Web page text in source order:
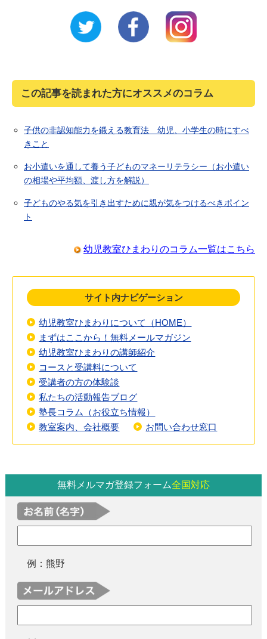
この記事を読まれた方にオススメのコラム
子供の非認知能力を鍛える教育法 幼児、小学生の時にすべ
きこと
お小遣いを通して養う子どものマネーリテラシー（お小遣い
の相場や平均額、渡し方を解説）
子どものやる気を引き出すために親が気をつけるべきポイン
ト
幼児教室ひまわりのコラム一覧はこちら
サイト内ナビゲーション
幼児教室ひまわりについて（HOME）
まずはここから！無料メールマガジン
幼児教室ひまわりの講師紹介
コースと受講料について
受講者の方の体験談
私たちの活動報告ブログ
塾長コラム（お役立ち情報）
教室案内、会社概要
お問い合わせ窓口
無料メルマガ登録フォーム全国対応
例：熊野